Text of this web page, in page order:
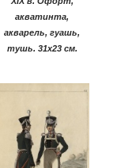
акватинта,
акварель, гуашь,
тушь. 31х23 см.